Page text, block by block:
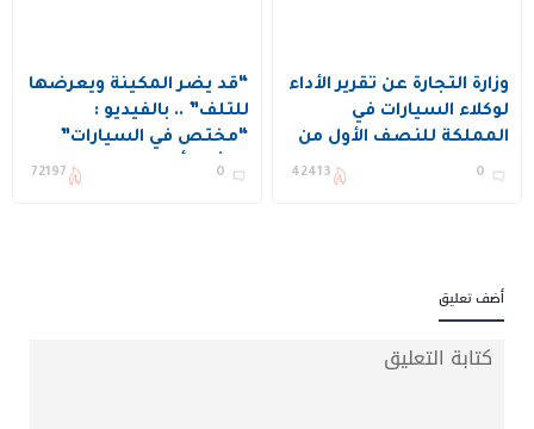
وزارة التجارة عن تقرير الأداء
لوكلاء السيارات في
المملكة للنصف الأول من
عام 2024
0
42413
“قد يضر المكينة ويعرضها
للتلف” .. بالفيديو :
“مختص في السيارات”
يكشف أضرار وضع ماء
الشرب في رديتر السيارة
0
72197
أضف تعليق